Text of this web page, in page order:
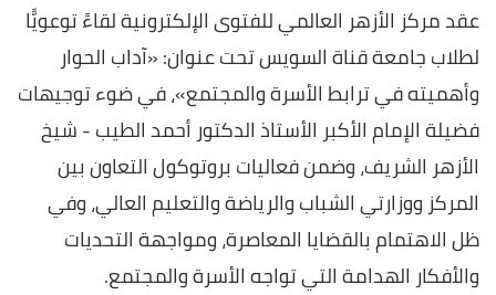
عقد مركز الأزهر العالمي للفتوى الإلكترونية لقاءً توعويًّا
لطلاب جامعة قناة السويس تحت عنوان: «آداب الحوار
وأهميته في ترابط الأسرة والمجتمع»، في ضوء توجيهات
فضيلة الإمام الأكبر الأستاذ الدكتور أحمد الطيب - شيخ
الأزهر الشريف، وضمن فعاليات بروتوكول التعاون بين
المركز ووزارتي الشباب والرياضة والتعليم العالي، وفي
ظل الاهتمام بالقضايا المعاصرة، ومواجهة التحديات
والأفكار الهدامة التي تواجه الأسرة والمجتمع.